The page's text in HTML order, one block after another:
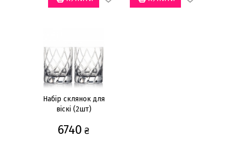
Avenue
Domus Aurea
Fresh
Gallia
Gallia Gold
Manhattan
Набір склянок для
віскі (2шт)
6740 ₴